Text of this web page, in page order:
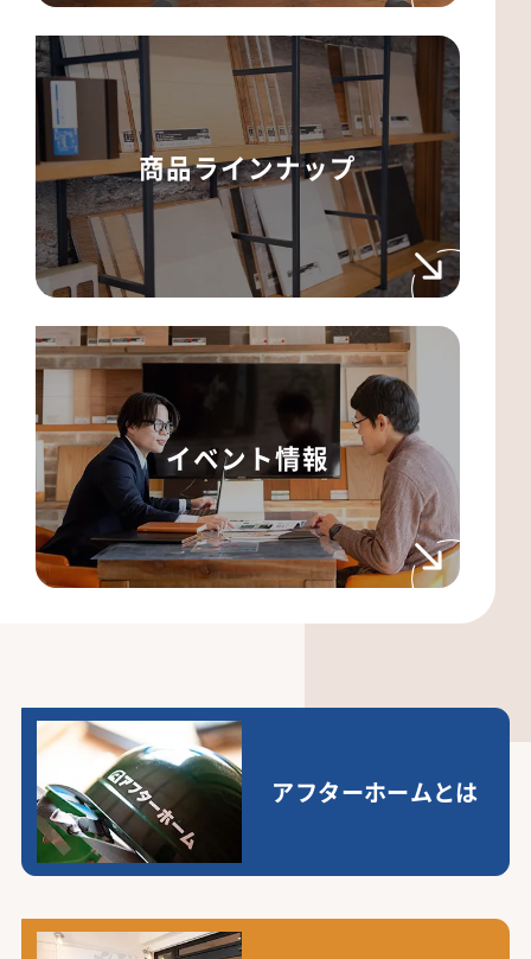
商品ラインナップ
イベント情報
アフターホームとは